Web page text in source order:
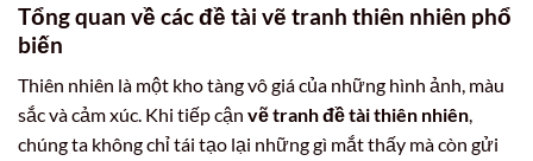
Tổng quan về các đề tài vẽ tranh thiên nhiên phổ
biến
Thiên nhiên là một kho tàng vô giá của những hình ảnh, màu
sắc và cảm xúc. Khi tiếp cận vẽ tranh đề tài thiên nhiên,
chúng ta không chỉ tái tạo lại những gì mắt thấy mà còn gửi